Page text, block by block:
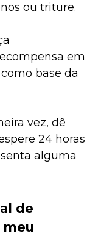
ou triture.
em
base da
vez, dê
24 horas
alguma
de
meu